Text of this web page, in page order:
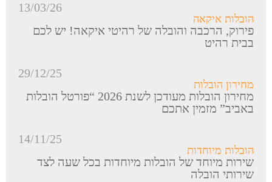
13/03/26
הובלות איקאה
פירוק, הרכבה והובלה של רהיטי איקאה! יש לכם
בבית רהיט
29/12/25
מחירון הובלות
מחירון הובלות מעודכן לשנת 2026 “פורטל הובלות
באביב” מזמין אתכם
14/11/25
הובלות מיוחדות
שירות מיוחד של הובלות מיוחדות בכל שעה לצד
שירותי הובלה